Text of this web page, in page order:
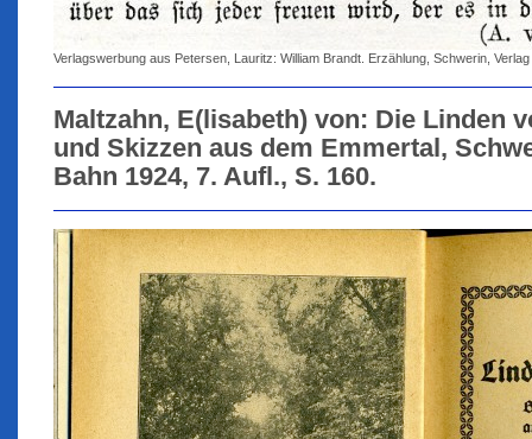
Verlagswerbung aus Petersen, Lauritz: William Brandt. Erzählung, Schwerin,
Maltzahn, E(lisabeth) von: Die Linden
und Skizzen aus dem Emmertal,
Bahn 1924, 7. Aufl., S. 160.